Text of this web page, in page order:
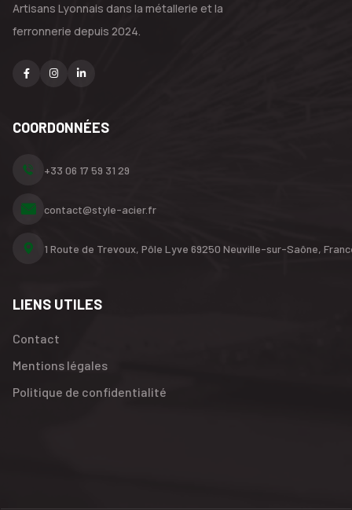
Artisans Lyonnais dans la métallerie et la
ferronnerie depuis 2024.
COORDONNÉES
+33 06 17 59 31 29
contact@style-acier.fr
1 Route de Trevoux, Pôle Lyve 69250 Neuville-sur-Saône,
LIENS UTILES
Contact
Mentions légales
Politique de confidentialité